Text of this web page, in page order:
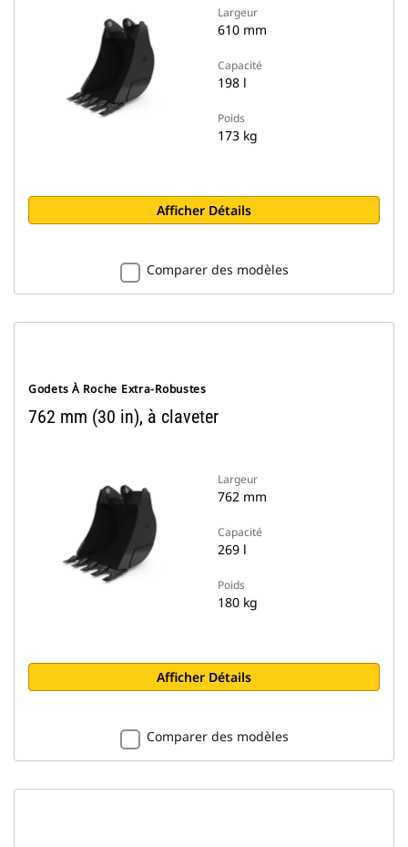
Largeur
610 mm
Capacité
198 l
Poids
173 kg
Afficher Détails
Comparer des modèles
Godets À Roche Extra-Robustes
762 mm (30 in), à claveter
Largeur
762 mm
Capacité
269 l
Poids
180 kg
Afficher Détails
Comparer des modèles